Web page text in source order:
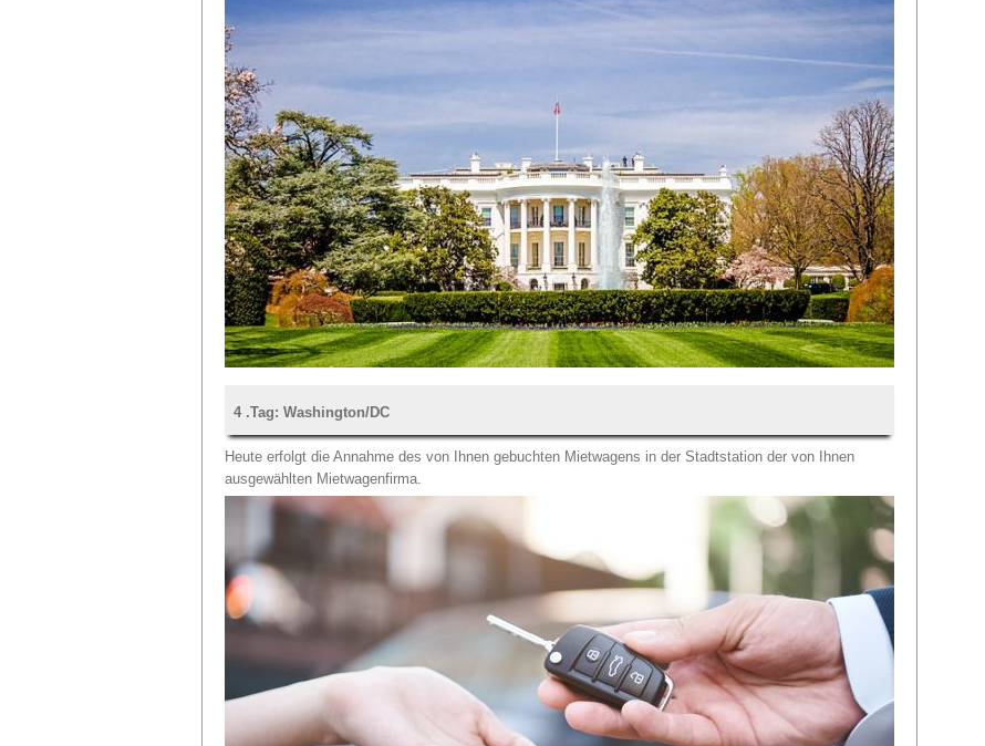
4 .Tag: Washington/DC
Heute erfolgt die Annahme des von Ihnen gebuchten Mietwagens in der Stadtstation der von Ihnen
ausgewählten Mietwagenfirma.